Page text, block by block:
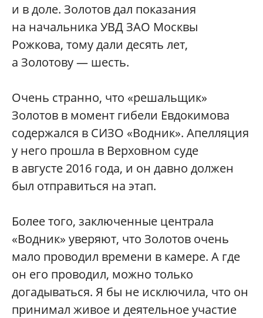
и в доле. Золотов дал показания
на начальника УВД ЗАО Москвы
Рожкова, тому дали десять лет,
а Золотову — шесть.
Очень странно, что «решальщик»
Золотов в момент гибели Евдокимова
содержался в СИЗО «Водник». Апелляция
у него прошла в Верховном суде
в августе 2016 года, и он давно должен
был отправиться на этап.
Более того, заключенные централа
«Водник» уверяют, что Золотов очень
мало проводил времени в камере. А где
он его проводил, можно только
догадываться. Я бы не исключила, что он
принимал живое и деятельное участие